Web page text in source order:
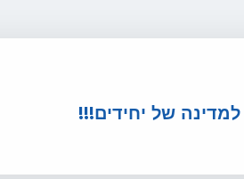
של יחידים!!!